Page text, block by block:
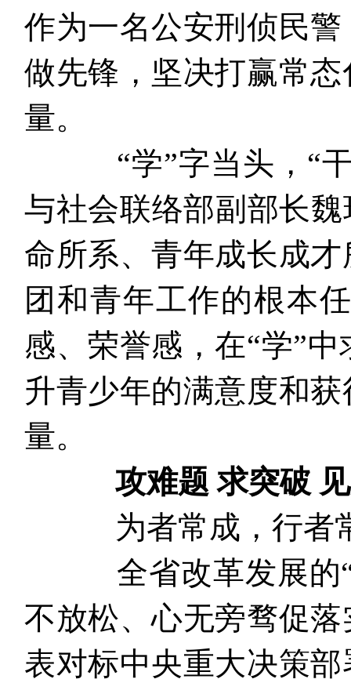
作为一名公安刑侦民
做先锋，坚决打赢常
量。
“学”字当头，“干
与社会联络部副部长
命所系、青年成长成
团和青年工作的根本
感、荣誉感，在“学”
升青少年的满意度和
量。
攻难题 求突破
为者常成，行者常
全省改革发展的“
不放松、心无旁骛促
表对标中央重大决策